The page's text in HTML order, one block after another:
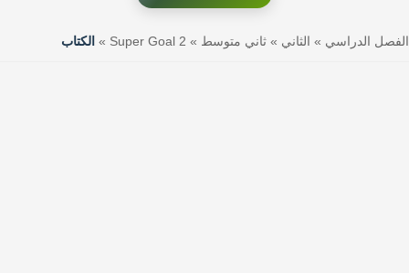
الفصل الدراسي » الثاني » ثاني متوسط »
Super Goal 2
» الكتاب